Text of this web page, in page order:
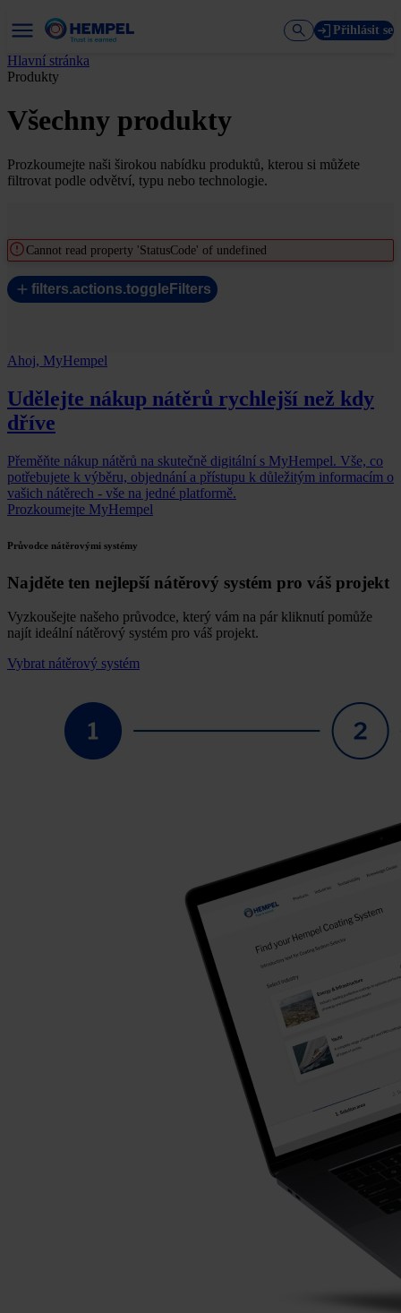
Přihlásit se
Hlavní stránka
Produkty
Všechny produkty
Prozkoumejte naši širokou nabídku produktů, kterou si můžete
filtrovat podle odvětví, typu nebo technologie.
Cannot read property 'StatusCode' of undefined
filters.actions.toggleFilters
Ahoj, MyHempel
Udělejte nákup nátěrů rychlejší než kdy
dříve
Přeměňte nákup nátěrů na skutečně digitální s MyHempel. Vše, co
potřebujete k výběru, objednání a přístupu k důležitým informacím o
vašich nátěrech - vše na jedné platformě.
Prozkoumejte MyHempel
Průvodce nátěrovými systémy
Najděte ten nejlepší nátěrový systém pro váš projekt
Vyzkoušejte našeho průvodce, který vám na pár kliknutí pomůže
najít ideální nátěrový systém pro váš projekt.
Vybrat nátěrový systém